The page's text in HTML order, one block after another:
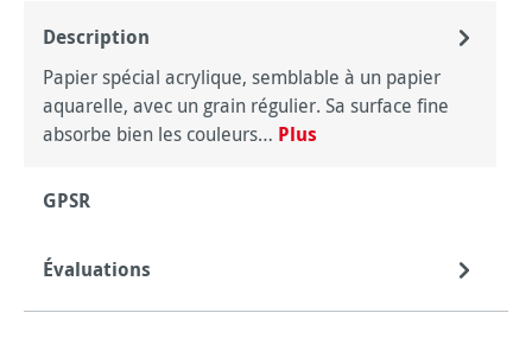
Description
Papier spécial acrylique, semblable à un papier
aquarelle, avec un grain régulier. Sa surface fine
absorbe bien les couleurs… Plus
GPSR
Évaluations